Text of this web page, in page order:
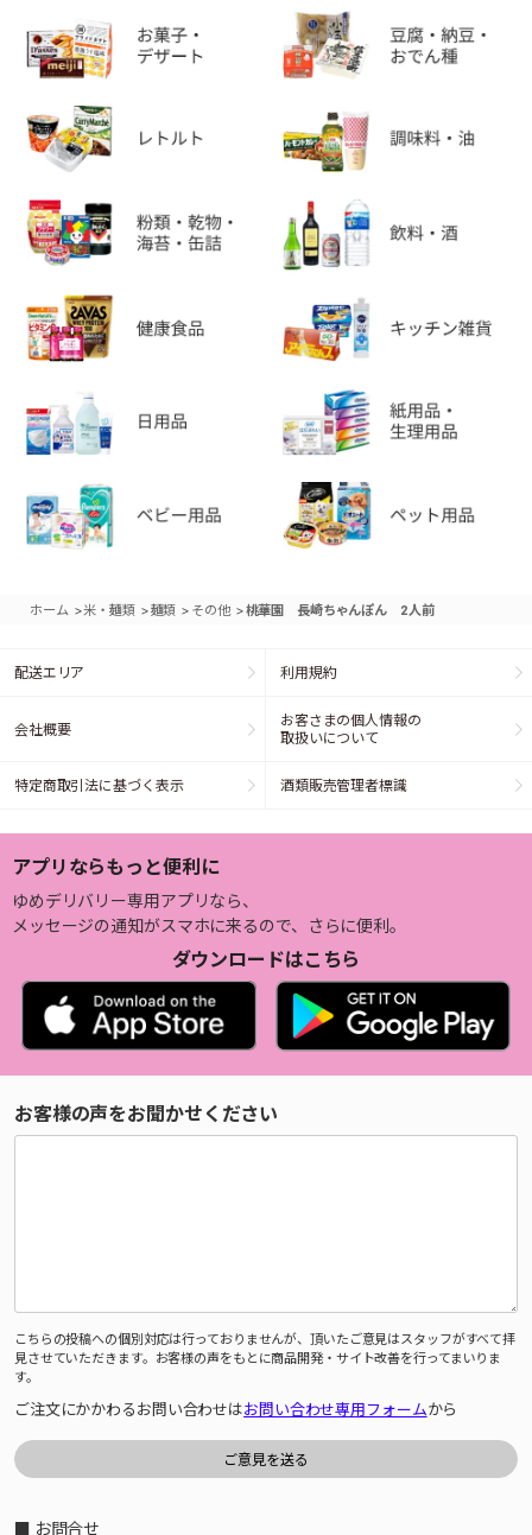
ホーム >米・麺類 >麺類 > その他 >桃華園 長崎ちゃんぽん 2人前
配送エリア 利用規約
会社概要
お客さまの個人情報の
取扱いについて
特定商取引法に基づく表示 酒類販売管理者標識
アプリならもっと便利に
ゆめデリバリー専用アプリなら、
メッセージの通知がスマホに来るので、さらに便利。
ダウンロードはこちら
お客様の声をお聞かせください
こちらの投稿への個別対応は行っておりませんが、頂いたご意見はスタッフがすべて拝
見させていただきます。お客様の声をもとに商品開発・サイト改善を行ってまいりま
す。
ご注文にかかわるお問い合わせはお問い合わせ専用フォームから
■ お問合せ